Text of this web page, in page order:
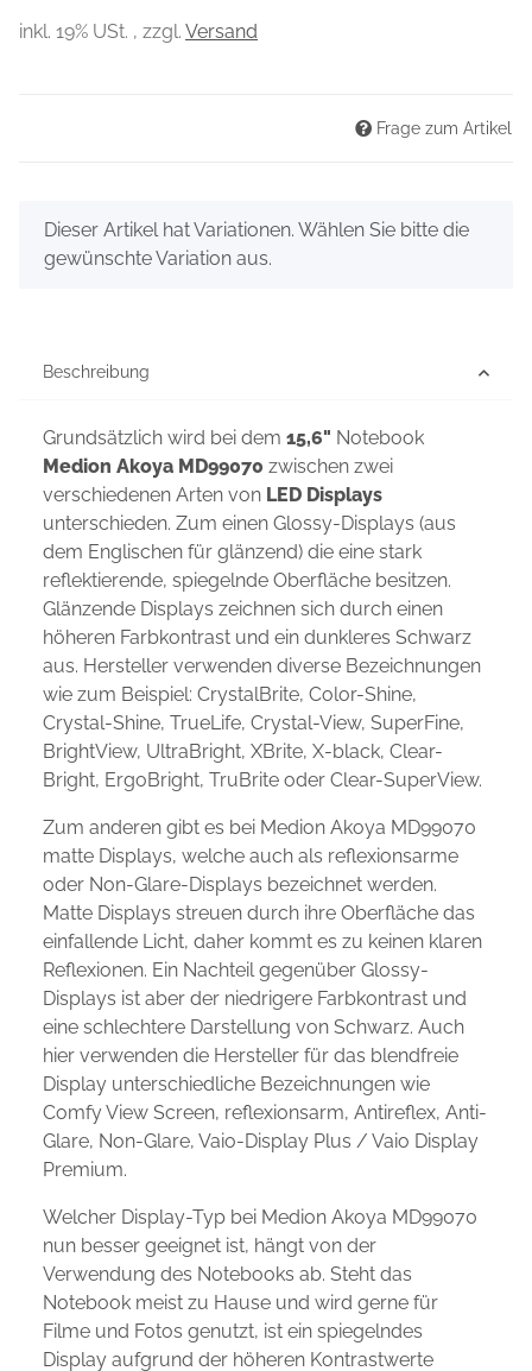
inkl. 19% USt. , zzgl. Versand
Frage zum Artikel
x
Dieser Artikel hat Variationen. Wählen Sie bitte die
gewünschte Variation aus.
Beschreibung
Grundsätzlich wird bei dem 15,6" Notebook
Medion Akoya MD99070 zwischen zwei
verschiedenen Arten von LED Displays
unterschieden. Zum einen Glossy-Displays (aus
dem Englischen für glänzend) die eine stark
reflektierende, spiegelnde Oberfläche besitzen.
Glänzende Displays zeichnen sich durch einen
höheren Farbkontrast und ein dunkleres Schwarz
aus. Hersteller verwenden diverse Bezeichnungen
wie zum Beispiel: CrystalBrite, Color-Shine,
Crystal-Shine, TrueLife, Crystal-View, SuperFine,
BrightView, UltraBright, XBrite, X-black, Clear-
Bright, ErgoBright, TruBrite oder Clear-SuperView.
Zum anderen gibt es bei Medion Akoya MD99070
matte Displays, welche auch als reflexionsarme
oder Non-Glare-Displays bezeichnet werden.
Matte Displays streuen durch ihre Oberfläche das
einfallende Licht, daher kommt es zu keinen klaren
Reflexionen. Ein Nachteil gegenüber Glossy-
Displays ist aber der niedrigere Farbkontrast und
eine schlechtere Darstellung von Schwarz. Auch
hier verwenden die Hersteller für das blendfreie
Display unterschiedliche Bezeichnungen wie
Comfy View Screen, reflexionsarm, Antireflex, Anti-
Glare, Non-Glare, Vaio-Display Plus / Vaio Display
Premium.
Welcher Display-Typ bei Medion Akoya MD99070
nun besser geeignet ist, hängt von der
Verwendung des Notebooks ab. Steht das
Notebook meist zu Hause und wird gerne für
Filme und Fotos genutzt, ist ein spiegelndes
Display aufgrund der höheren Kontrastwerte